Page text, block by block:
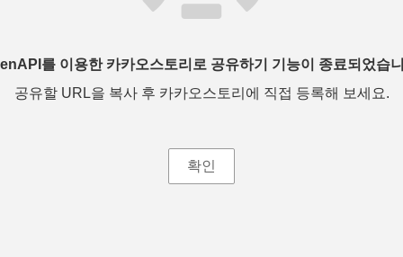
를 이용한 카카오스토리로 공유하기 기능이 종료되었습
공유할 URL을 복사 후 카카오스토리에 직접 등록해 보세요.
확인